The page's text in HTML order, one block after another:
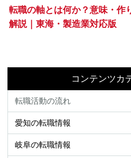
転職の軸とは何か？意味・作
解説｜東海・製造業対応版
コンテンツカ
転職活動の流れ
愛知の転職情報
岐阜の転職情報